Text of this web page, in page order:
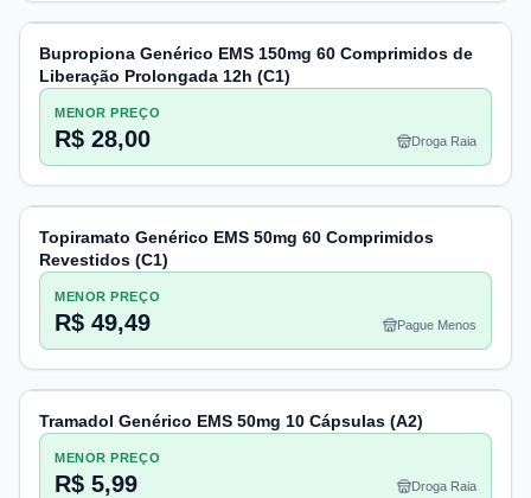
Bupropiona Genérico EMS 150mg 60 Comprimidos de
Liberação Prolongada 12h (C1)
MENOR PREÇO
R$ 28,00 Droga Raia
Topiramato Genérico EMS 50mg 60 Comprimidos
Revestidos (C1)
MENOR PREÇO
R$ 49,49 Pague Menos
Tramadol Genérico EMS 50mg 10 Cápsulas (A2)
MENOR PREÇO
R$ 5,99 Droga Raia